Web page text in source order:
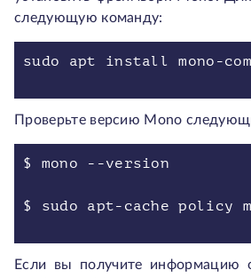
следующую команду:
sudo apt install mono-
Проверьте версию Mono
$ mono --version
$ sudo apt-cache policy
Если вы получите информацию